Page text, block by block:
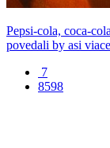
Pepsi-cola, coca-
povedali by asi
7
8598